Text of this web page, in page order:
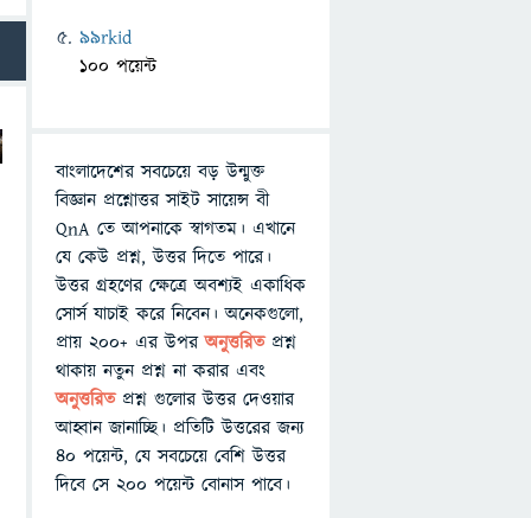
99rkid
100 পয়েন্ট
বাংলাদেশের সবচেয়ে বড় উন্মুক্ত
বিজ্ঞান প্রশ্নোত্তর সাইট সায়েন্স বী
QnA তে আপনাকে স্বাগতম। এখানে
যে কেউ প্রশ্ন, উত্তর দিতে পারে।
উত্তর গ্রহণের ক্ষেত্রে অবশ্যই একাধিক
সোর্স যাচাই করে নিবেন। অনেকগুলো,
প্রায় ২০০+ এর উপরঅনুত্তরিতপ্রশ্ন
থাকায় নতুন প্রশ্ন না করার এবং
অনুত্তরিত প্রশ্ন গুলোর উত্তর দেওয়ার
আহ্বান জানাচ্ছি। প্রতিটি উত্তরের জন্য
৪০ পয়েন্ট, যে সবচেয়ে বেশি উত্তর
দিবে সে ২০০ পয়েন্ট বোনাস পাবে।